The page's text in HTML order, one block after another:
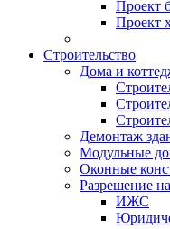
Проект
Проект
Строительство
Дома и
Демонтаж
Модульные
Оконные
Разрешение
ИЖС